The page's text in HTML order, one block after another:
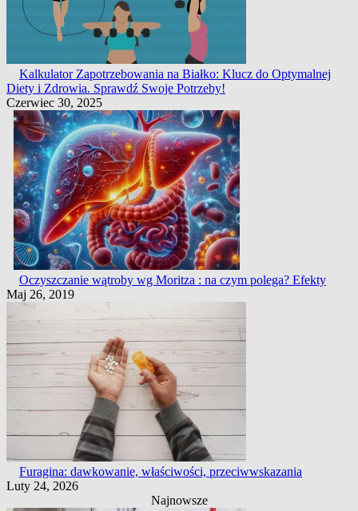
Kalkulator Zapotrzebowania na Białko: Klucz do Optymalnej
Diety i Zdrowia. Sprawdź Swoje Potrzeby!
Czerwiec 30, 2025
Oczyszczanie wątroby wg Moritza : na czym polega? Efekty
Maj 26, 2019
Furagina: dawkowanie, właściwości, przeciwwskazania
Luty 24, 2026
Najnowsze